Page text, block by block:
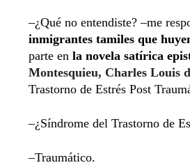
–¿Qué no entendiste? –me
inmigrantes tamiles que
parte en la novela satírica
Montesquieu, Charles Louis
Trastorno de Estrés Post
–¿Síndrome del Trastorno de
–Traumático.